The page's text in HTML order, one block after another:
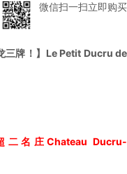
微信扫一扫立即购买
三牌！】Le Petit Ducru de
名庄Chateau Ducru-